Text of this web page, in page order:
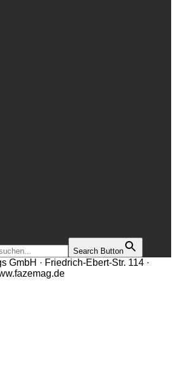
Search Button
GmbH · Friedrich-Ebert-Str. 114 ·